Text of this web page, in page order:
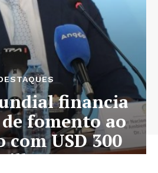
financia
fomento ao
com USD 300